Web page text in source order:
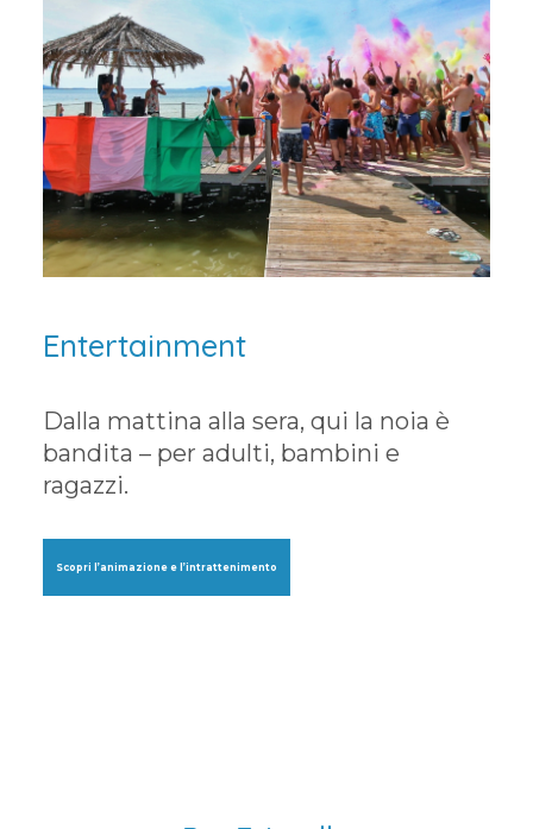
Entertainment
Dalla mattina alla sera, qui la noia è
bandita – per adulti, bambini e
ragazzi.
Scopri l’animazione e l’intrattenimento